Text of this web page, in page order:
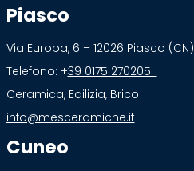
Piasco
Via Europa, 6 – 12026 Piasco (CN)
Telefono: +39 0175 270205
Ceramica, Edilizia, Brico
info@mesceramiche.it
Cuneo